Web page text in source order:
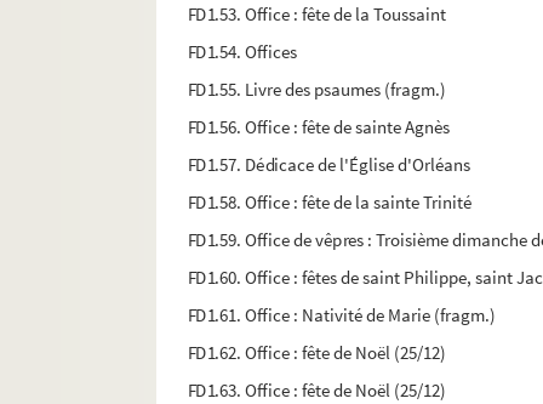
FD1.53. Office : fête de la Toussaint
FD1.54. Offices
FD1.55. Livre des psaumes (fragm.)
FD1.56. Office : fête de sainte Agnès
FD1.57. Dédicace de l'Église d'Orléans
FD1.58. Office : fête de la sainte Trinité
FD1.59. Office de vêpres : Troisième dimanche
FD1.60. Office : fêtes de saint Philippe, saint
FD1.61. Office : Nativité de Marie (fragm.)
FD1.62. Office : fête de Noël (25/12)
FD1.63. Office : fête de Noël (25/12)